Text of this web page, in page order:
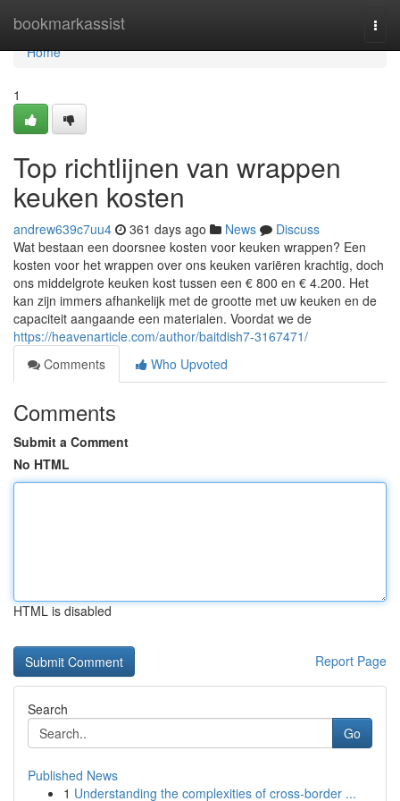
bookmarkassist
Home
Home
1
Top richtlijnen van wrappen
keuken kosten
andrew639c7uu4 361 days ago News
Discuss
Wat bestaan een doorsnee kosten voor keuken wrappen? Een
kosten voor het wrappen over ons keuken variëren krachtig, doch
ons middelgrote keuken kost tussen een € 800 en € 4.200. Het
kan zijn immers afhankelijk met de grootte met uw keuken en de
capaciteit aangaande een materialen. Voordat we de
https://heavenarticle.com/author/baitdish7-3167471/
Comments
Who Upvoted
Comments
Submit a Comment
No HTML
HTML is disabled
Report Page
Search
Go
Published News
1 Understanding the complexities of cross-border ...